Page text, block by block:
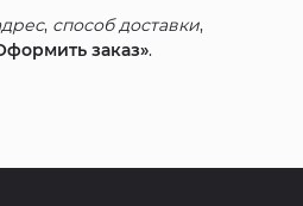
, способ доставки,
заказ».